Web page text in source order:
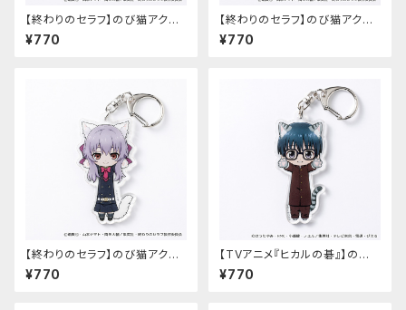
【終わりのセラフ】のび猫アクリ
ルキーホルダー（百夜優一郎）
¥770
【終わりのセラフ】のび猫アクリ
ルキーホルダー（百夜ミカエラ）
¥770
【終わりのセラフ】のび猫アクリ
ルキーホルダー（柊シノア）
¥770
【TVアニメ『ヒカルの碁』】のび
猫アクリルキーホルダー（筒井
公宏）
¥770